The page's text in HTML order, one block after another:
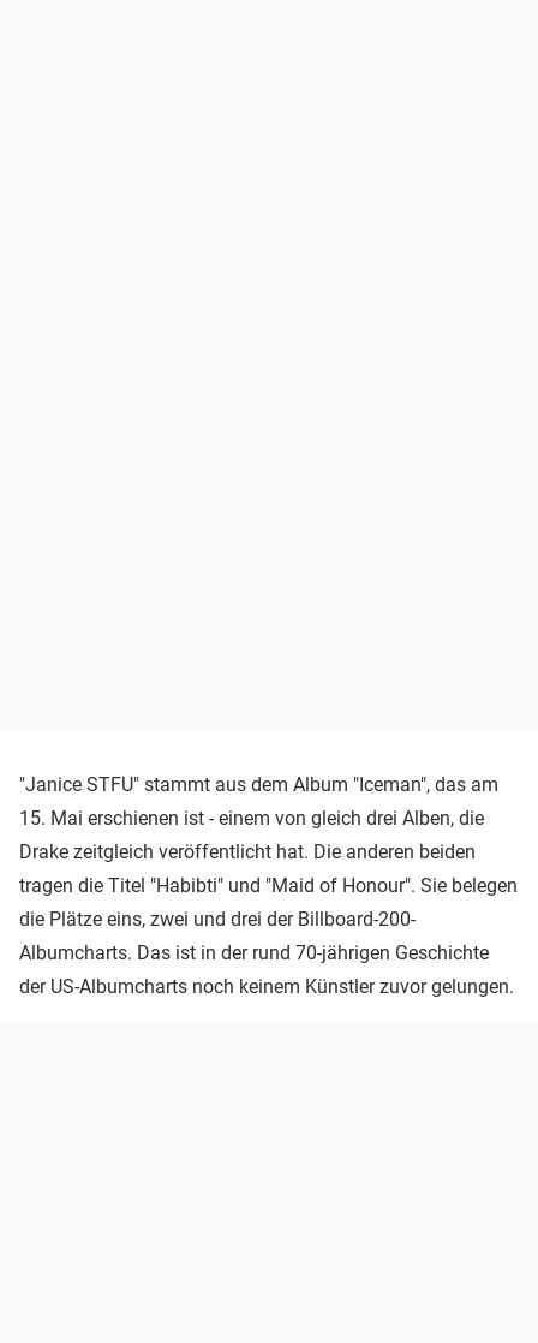
"Janice STFU" stammt aus dem Album "Iceman", das am
15. Mai erschienen ist - einem von gleich drei Alben, die
Drake zeitgleich veröffentlicht hat. Die anderen beiden
tragen die Titel "Habibti" und "Maid of Honour". Sie belegen
die Plätze eins, zwei und drei der Billboard-200-
Albumcharts. Das ist in der rund 70-jährigen Geschichte
der US-Albumcharts noch keinem Künstler zuvor gelungen.